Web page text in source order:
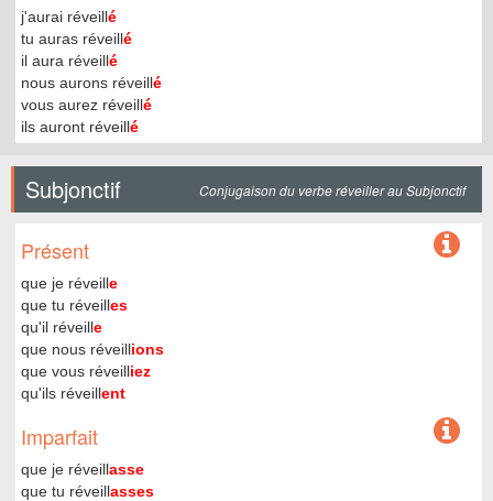
j'aurai réveillé
tu auras réveillé
il aura réveillé
nous aurons réveillé
vous aurez réveillé
ils auront réveillé
Subjonctif Conjugaison du verbe réveiller au Subjonctif
Présent
que je réveille
que tu réveilles
qu'il réveille
que nous réveillions
que vous réveilliez
qu'ils réveillent
Imparfait
que je réveillasse
que tu réveillasses